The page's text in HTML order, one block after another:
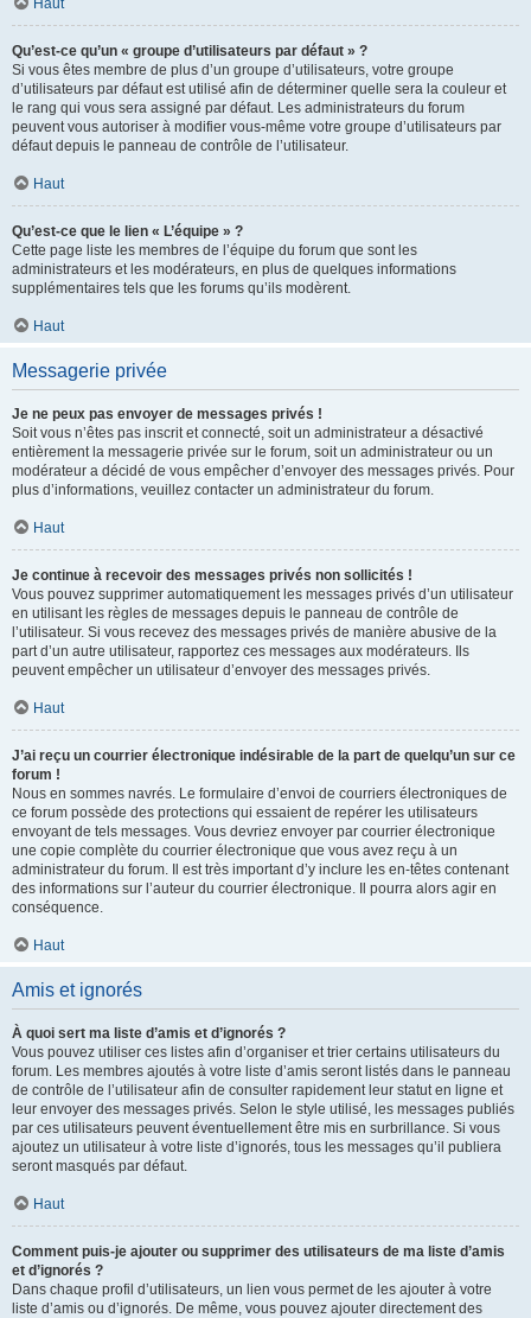
Haut
Qu’est-ce qu’un « groupe d’utilisateurs par défaut » ?
Si vous êtes membre de plus d’un groupe d’utilisateurs, votre groupe
d’utilisateurs par défaut est utilisé afin de déterminer quelle sera la couleur et
le rang qui vous sera assigné par défaut. Les administrateurs du forum
peuvent vous autoriser à modifier vous-même votre groupe d’utilisateurs par
défaut depuis le panneau de contrôle de l’utilisateur.
Haut
Qu’est-ce que le lien « L’équipe » ?
Cette page liste les membres de l’équipe du forum que sont les
administrateurs et les modérateurs, en plus de quelques informations
supplémentaires tels que les forums qu’ils modèrent.
Haut
Messagerie privée
Je ne peux pas envoyer de messages privés !
Soit vous n’êtes pas inscrit et connecté, soit un administrateur a désactivé
entièrement la messagerie privée sur le forum, soit un administrateur ou un
modérateur a décidé de vous empêcher d’envoyer des messages privés. Pour
plus d’informations, veuillez contacter un administrateur du forum.
Haut
Je continue à recevoir des messages privés non sollicités !
Vous pouvez supprimer automatiquement les messages privés d’un utilisateur
en utilisant les règles de messages depuis le panneau de contrôle de
l’utilisateur. Si vous recevez des messages privés de manière abusive de la
part d’un autre utilisateur, rapportez ces messages aux modérateurs. Ils
peuvent empêcher un utilisateur d’envoyer des messages privés.
Haut
J’ai reçu un courrier électronique indésirable de la part de quelqu’un sur ce
forum !
Nous en sommes navrés. Le formulaire d’envoi de courriers électroniques de
ce forum possède des protections qui essaient de repérer les utilisateurs
envoyant de tels messages. Vous devriez envoyer par courrier électronique
une copie complète du courrier électronique que vous avez reçu à un
administrateur du forum. Il est très important d’y inclure les en-têtes contenant
des informations sur l’auteur du courrier électronique. Il pourra alors agir en
conséquence.
Haut
Amis et ignorés
À quoi sert ma liste d’amis et d’ignorés ?
Vous pouvez utiliser ces listes afin d’organiser et trier certains utilisateurs du
forum. Les membres ajoutés à votre liste d’amis seront listés dans le panneau
de contrôle de l’utilisateur afin de consulter rapidement leur statut en ligne et
leur envoyer des messages privés. Selon le style utilisé, les messages publiés
par ces utilisateurs peuvent éventuellement être mis en surbrillance. Si vous
ajoutez un utilisateur à votre liste d’ignorés, tous les messages qu’il publiera
seront masqués par défaut.
Haut
Comment puis-je ajouter ou supprimer des utilisateurs de ma liste d’amis
et d’ignorés ?
Dans chaque profil d’utilisateurs, un lien vous permet de les ajouter à votre
liste d’amis ou d’ignorés. De même, vous pouvez ajouter directement des